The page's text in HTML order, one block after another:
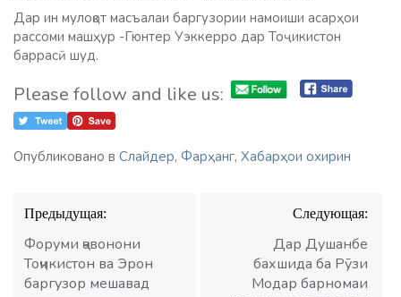
Дар ин мулоқот масъалаи баргузории намоиши асарҳои
рассоми машҳур -Гюнтер Уэккерро дар Тоҷикистон
баррасӣ шуд.
Please follow and like us:
Опубликовано в Слайдер, Фарҳанг, Хабарҳои охирин
Навигация
по
записям
Предыдущая:
Форуми ҷавонони
Тоҷикистон ва Эрон
баргузор мешавад
Следующая:
Дар Душанбе
бахшида ба Рӯзи
Модар барномаи